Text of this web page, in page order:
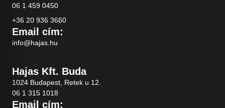
06 1 459 0450
+36 20 936 3660
Email cím:
info@hajas.hu
Hajas Kft. Buda
1024 Budapest, Retek u 12.
06 1 315 1018
Email cím: